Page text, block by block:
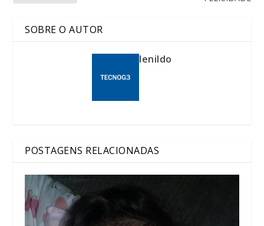
SOBRE O AUTOR
lenildo
POSTAGENS RELACIONADAS